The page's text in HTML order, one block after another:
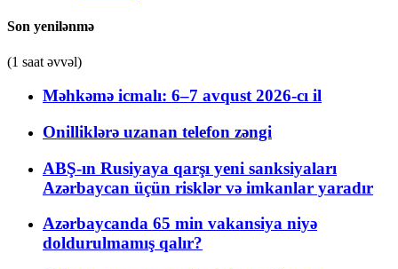
Son yenilənmə
(1 saat əvvəl)
Məhkəmə icmalı: 6–7 avqust 2026-cı il
Onilliklərə uzanan telefon zəngi
ABŞ-ın Rusiyaya qarşı yeni sanksiyaları
Azərbaycan üçün risklər və imkanlar yaradır
Azərbaycanda 65 min vakansiya niyə
doldurulmamış qalır?